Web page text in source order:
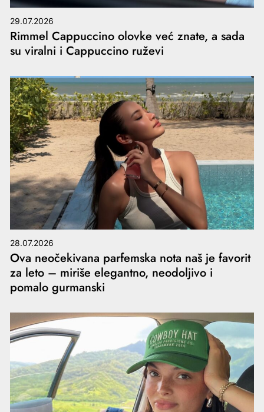
29.07.2026
Rimmel Cappuccino olovke već znate, a sada
su viralni i Cappuccino ruževi
28.07.2026
Ova neočekivana parfemska nota naš je favorit
za leto – miriše elegantno, neodoljivo i
pomalo gurmanski